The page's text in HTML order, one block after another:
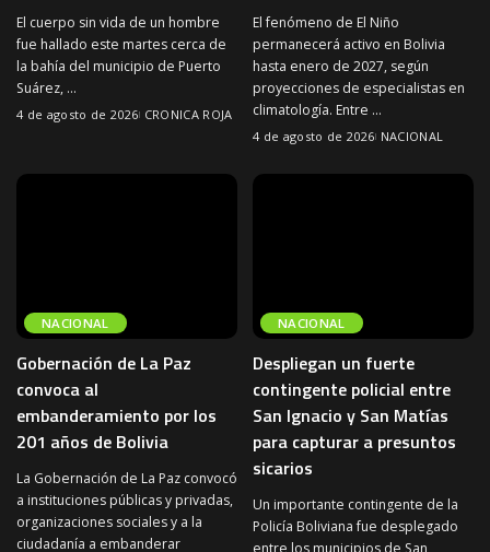
El cuerpo sin vida de un hombre
fue hallado este martes cerca de
la bahía del municipio de Puerto
Suárez, ...
4 de agosto de 2026 CRONICA ROJA
El fenómeno de El Niño
permanecerá activo en Bolivia
hasta enero de 2027, según
proyecciones de especialistas en
climatología. Entre ...
4 de agosto de 2026 NACIONAL
NACIONAL
Gobernación de La Paz
convoca al
embanderamiento por los
201 años de Bolivia
La Gobernación de La Paz convocó
a instituciones públicas y privadas,
organizaciones sociales y a la
ciudadanía a embanderar
NACIONAL
Despliegan un fuerte
contingente policial entre
San Ignacio y San Matías
para capturar a presuntos
sicarios
Un importante contingente de la
Policía Boliviana fue desplegado
entre los municipios de San